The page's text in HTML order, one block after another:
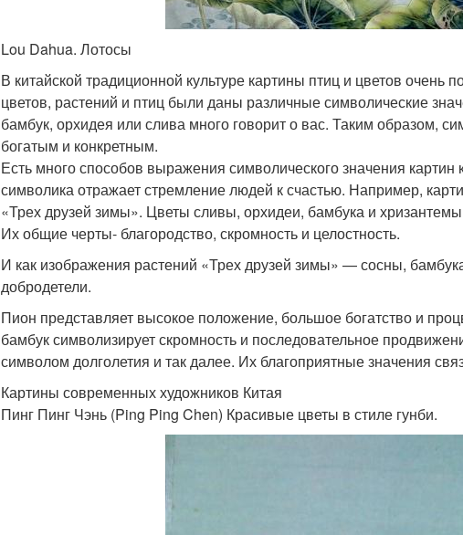
Lou Dahua. Лотосы
В китайской традиционной культуре картины птиц и цветов
цветов, растений и птиц были даны различные символические
бамбук, орхидея или слива много говорит о вас. Таким образом,
богатым и конкретным.
Есть много способов выражения символического значения картин
символика отражает стремление людей к счастью. Например,
«Трех друзей зимы». Цветы сливы, орхидеи, бамбука и
Их общие черты- благородство, скромность и целостность.
И как изображения растений «Трех друзей зимы» — сосны,
добродетели.
Пион представляет высокое положение, большое богатство и
бамбук символизирует скромность и последовательное
символом долголетия и так далее. Их благоприятные значения
Картины современных художников Китая
Пинг Пинг Чэнь (Ping Ping Chen) Красивые цветы в стиле гунби.